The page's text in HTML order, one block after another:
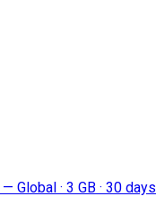
— Global · 3 GB · 30 days